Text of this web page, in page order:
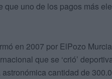
uno de los pagos más
en 2007 por ElPozo
que se ‘crió’
cantidad de